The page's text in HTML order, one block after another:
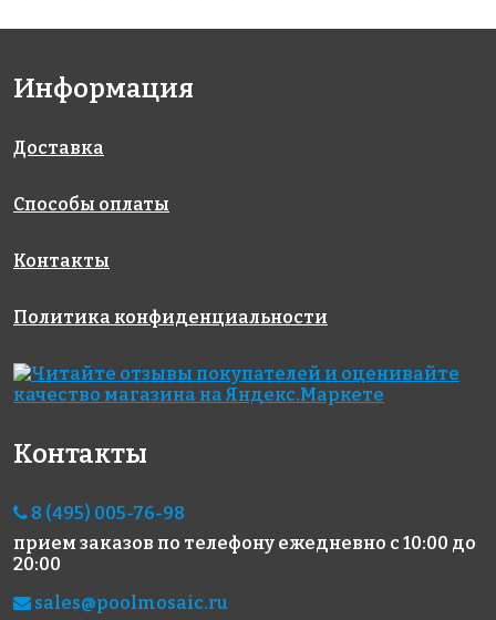
3570 руб./м²
313x495
3400 руб./м²
AKE108
Испания
313x495
AKE107
Испания
313x495
AKE106
Испания
313x495
3400 руб./м² 5690 руб./м²
Информация
Доставка
Способы оплаты
Контакты
Политика конфиденциальности
Контакты
8 (495) 005-76-98
прием заказов по телефону ежедневно с 10:00 до
20:00
sales@poolmosaic.ru